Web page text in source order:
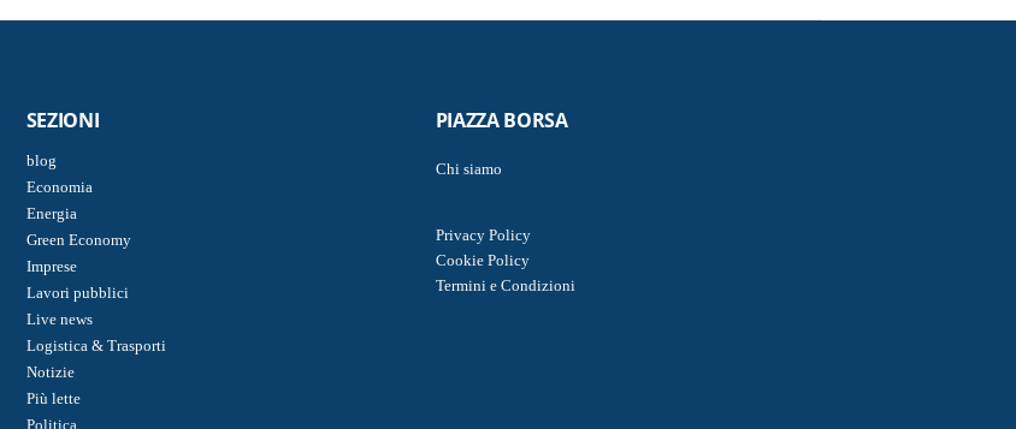
SEZIONI
blog
Economia
Energia
Green Economy
Imprese
Lavori pubblici
Live news
Logistica & Trasporti
Notizie
Più lette
Politica
PIAZZA BORSA
Chi siamo
Privacy Policy
Cookie Policy
Termini e Condizioni